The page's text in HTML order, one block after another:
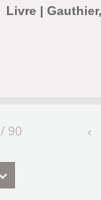
Livre |
/ 90